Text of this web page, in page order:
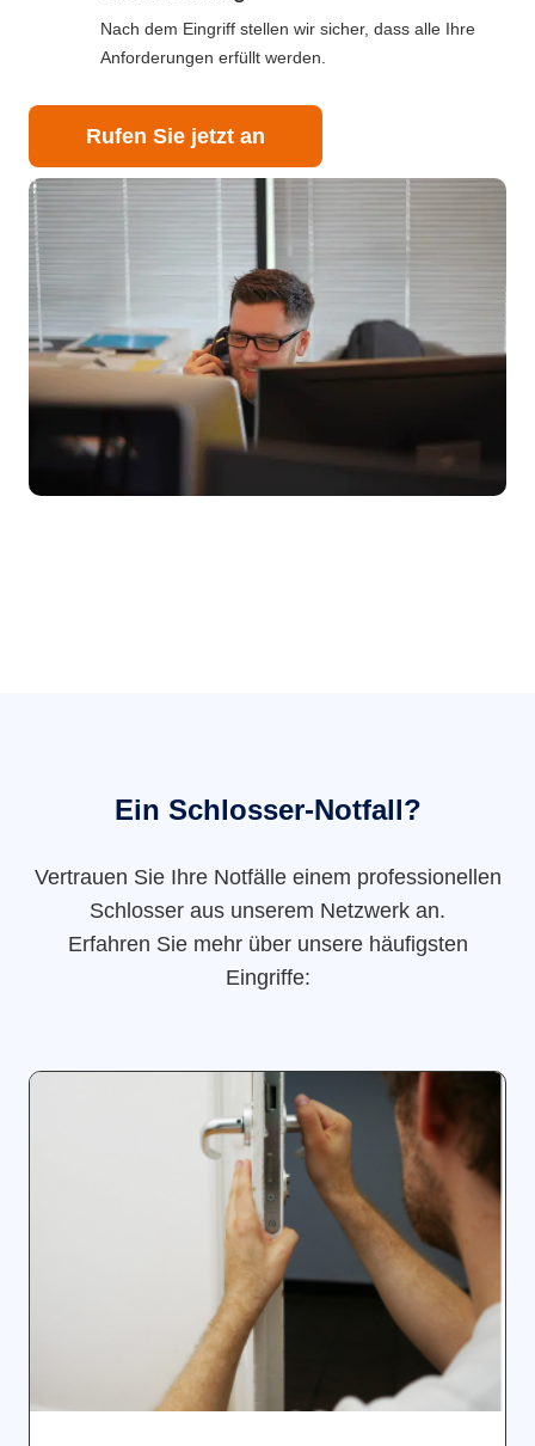
Nach dem Eingriff stellen wir sicher, dass alle Ihre
Anforderungen erfüllt werden.
Rufen Sie jetzt an
Ein Schlosser-Notfall?
Vertrauen Sie Ihre Notfälle einem professionellen
Schlosser aus unserem Netzwerk an.
Erfahren Sie mehr über unsere häufigsten
Eingriffe: